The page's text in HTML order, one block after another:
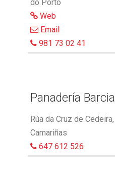
do Porto
Web
Email
981 73 02 41
Panadería
Rúa da Cruz de
Camariñas
647 612 526